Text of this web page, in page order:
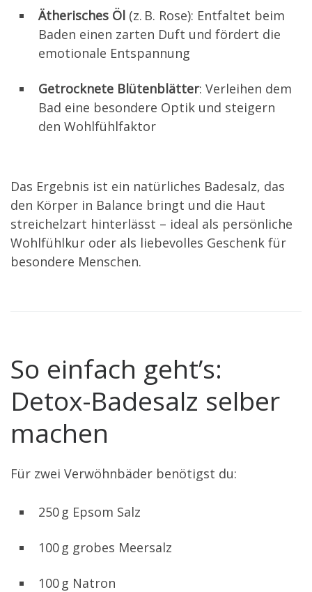
Ätherisches Öl (z. B. Rose): Entfaltet beim
Baden einen zarten Duft und fördert die
emotionale Entspannung
Getrocknete Blütenblätter: Verleihen dem
Bad eine besondere Optik und steigern
den Wohlfühlfaktor
Das Ergebnis ist ein natürliches Badesalz, das
den Körper in Balance bringt und die Haut
streichelzart hinterlässt – ideal als persönliche
Wohlfühlkur oder als liebevolles Geschenk für
besondere Menschen.
So einfach geht’s:
Detox-Badesalz selber
machen
Für zwei Verwöhnbäder benötigst du:
250 g Epsom Salz
100 g grobes Meersalz
100 g Natron